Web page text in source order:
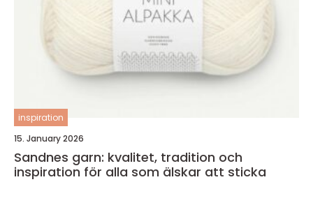
inspiration
15. January 2026
Sandnes garn: kvalitet, tradition och
inspiration för alla som älskar att sticka